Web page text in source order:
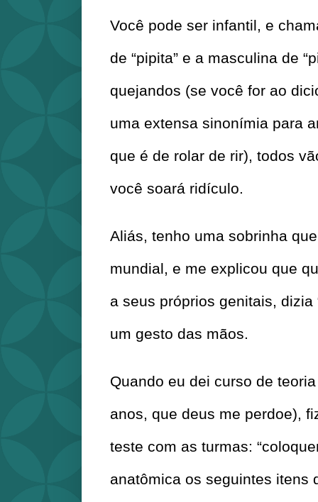
Você pode ser infantil, e
de “pipita” e a masculina de
quejandos (se você for ao
uma extensa sinonímia para
que é de rolar de rir), todos
você soará ridículo.
Aliás, tenho uma sobrinha
mundial, e me explicou que
a seus próprios genitais, dizia
um gesto das mãos.
Quando eu dei curso de
anos, que deus me perdoe),
teste com as turmas:
anatômica os seguintes itens